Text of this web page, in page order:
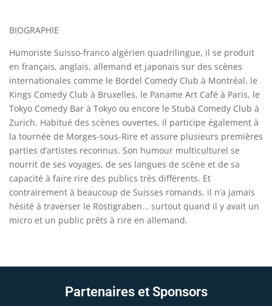
BIOGRAPHIE
Humoriste Suisso-franco algérien quadrilingue, il se produit
en français, anglais, allemand et japonais sur des scènes
internationales comme le Bordel Comedy Club à Montréal, le
Kings Comedy Club à Bruxelles, le Paname Art Café à Paris, le
Tokyo Comedy Bar à Tokyo ou encore le Stubä Comedy Club à
Zurich. Habitué des scènes ouvertes, il participe également à
la tournée de Morges-sous-Rire et assure plusieurs premières
parties d’artistes reconnus. Son humour multiculturel se
nourrit de ses voyages, de ses langues de scène et de sa
capacité à faire rire des publics très différents. Et
contrairement à beaucoup de Suisses romands, il n’a jamais
hésité à traverser le Röstigraben… surtout quand il y avait un
micro et un public prêts à rire en allemand.
Partenaires et Sponsors